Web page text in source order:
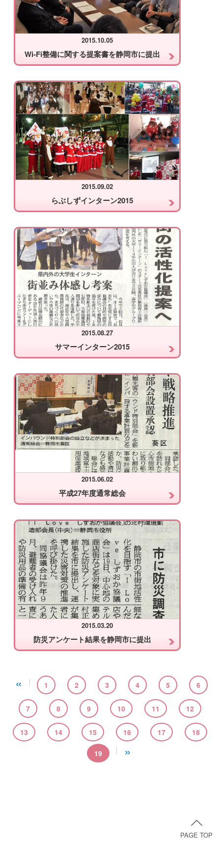
2015.10.05
Wi-Fi整備に関する提案書を静岡市に提出
2015.09.02
らぶしずインターン2015
2015.08.27
サマーインターン2015
2015.06.02
平成27年度通常総会
2015.03.20
防災アンケート結果を静岡市に提出
« 1 2 3 4 5 6
7 8 9 10 11 12
13 14 15 16 17 18
19 »
PAGE TOP